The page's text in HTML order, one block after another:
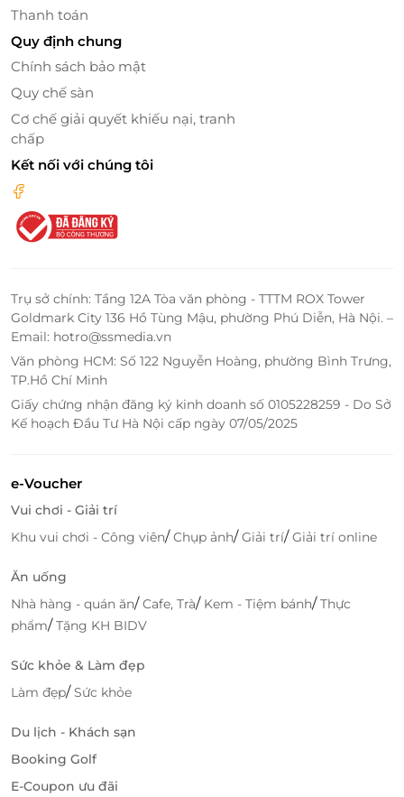
cảm hứng từ văn hoá địa phương
thư giãn tuyệt đối, đánh thức mọi giác quan và
mang đến cảm giác an yên.
LifeLink – Nền tảng đặt dịch vụ tiện lợi,
ưu đãi thật & trải nghiệm thật
Thanh toán
Quy định chung
Chính sách bảo mật
Quy chế sàn
Cơ chế giải quyết khiếu nại, tranh
chấp
Kết nối với chúng tôi
Trụ sở chính: Tầng 12A Tòa văn phòng - TTTM ROX Tower
Goldmark City 136 Hồ Tùng Mậu, phường Phú Diễn, Hà Nội. –
Email: hotro@ssmedia.vn
Văn phòng HCM: Số 122 Nguyễn Hoàng, phường Bình Trưng,
TP.Hồ Chí Minh
Giấy chứng nhận đăng ký kinh doanh số 0105228259 - Do Sở
Kế hoạch Đầu Tư Hà Nội cấp ngày 07/05/2025
e-Voucher
Vui chơi - Giải trí
Khu vui chơi - Công viên/Chụp ảnh/Giải trí/Giải trí online
Ăn uống
Nhà hàng - quán ăn/Cafe, Trà/ Kem - Tiệm bánh/Thực
phẩm/Tặng KH BIDV
Sức khỏe & Làm đẹp
Làm đẹp/Sức khỏe
Du lịch - Khách sạn
Booking Golf
E-Coupon ưu đãi